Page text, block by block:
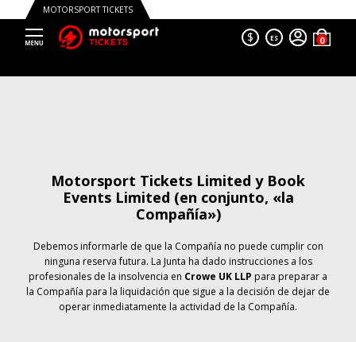
MOTORSPORT TICKETS
$ ES
Motorsport Tickets Limited y Book
Events Limited (en conjunto, «la
Compañía»)
Debemos informarle de que la Compañía no puede cumplir con
ninguna reserva futura. La Junta ha dado instrucciones a los
profesionales de la insolvencia en Crowe UK LLP para preparar a
la Compañía para la liquidación que sigue a la decisión de dejar de
operar inmediatamente la actividad de la Compañía.